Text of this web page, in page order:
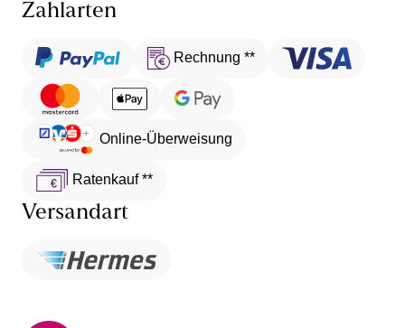
Zahlarten
Rechnung **
Online-Überweisung
Ratenkauf **
Versandart